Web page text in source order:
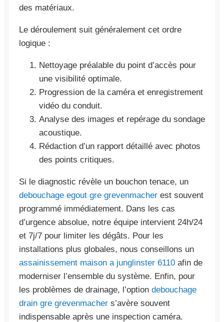
des matériaux.
Le déroulement suit généralement cet ordre
logique :
Nettoyage préalable du point d’accès pour
une visibilité optimale.
Progression de la caméra et enregistrement
vidéo du conduit.
Analyse des images et repérage du sondage
acoustique.
Rédaction d’un rapport détaillé avec photos
des points critiques.
Si le diagnostic révèle un bouchon tenace, un
debouchage egout gre grevenmacher est souvent
programmé immédiatement. Dans les cas
d’urgence absolue, notre équipe intervient 24h/24
et 7j/7 pour limiter les dégâts. Pour les
installations plus globales, nous conseillons un
assainissement maison a junglinster 6110 afin de
moderniser l’ensemble du système. Enfin, pour
les problèmes de drainage, l’option debouchage
drain gre grevenmacher s’avère souvent
indispensable après une inspection caméra.